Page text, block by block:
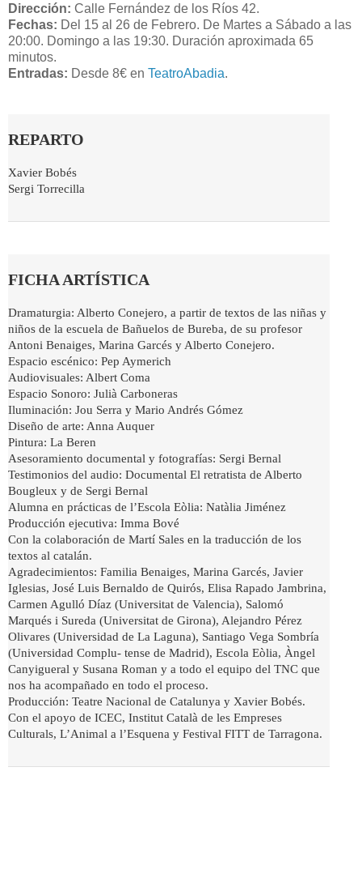
Dirección: Calle Fernández de los Ríos 42.
Fechas: Del 15 al 26 de Febrero. De Martes a Sábado a las
20:00. Domingo a las 19:30. Duración aproximada 65
minutos.
Entradas: Desde 8€ en TeatroAbadia.
REPARTO
Xavier Bobés
Sergi Torrecilla
FICHA ARTÍSTICA
Dramaturgia: Alberto Conejero, a partir de textos de las niñas y
niños de la escuela de Bañuelos de Bureba, de su profesor
Antoni Benaiges, Marina Garcés y Alberto Conejero.
Espacio escénico: Pep Aymerich
Audiovisuales: Albert Coma
Espacio Sonoro: Julià Carboneras
Iluminación: Jou Serra y Mario Andrés Gómez
Diseño de arte: Anna Auquer
Pintura: La Beren
Asesoramiento documental y fotografías: Sergi Bernal
Testimonios del audio: Documental El retratista de Alberto
Bougleux y de Sergi Bernal
Alumna en prácticas de l’Escola Eòlia: Natàlia Jiménez
Producción ejecutiva: Imma Bové
Con la colaboración de Martí Sales en la traducción de los
textos al catalán.
Agradecimientos: Familia Benaiges, Marina Garcés, Javier
Iglesias, José Luis Bernaldo de Quirós, Elisa Rapado Jambrina,
Carmen Agulló Díaz (Universitat de Valencia), Salomó
Marqués i Sureda (Universitat de Girona), Alejandro Pérez
Olivares (Universidad de La Laguna), Santiago Vega Sombría
(Universidad Complu- tense de Madrid), Escola Eòlia, Àngel
Canyigueral y Susana Roman y a todo el equipo del TNC que
nos ha acompañado en todo el proceso.
Producción: Teatre Nacional de Catalunya y Xavier Bobés.
Con el apoyo de ICEC, Institut Català de les Empreses
Culturals, L’Animal a l’Esquena y Festival FITT de Tarragona.